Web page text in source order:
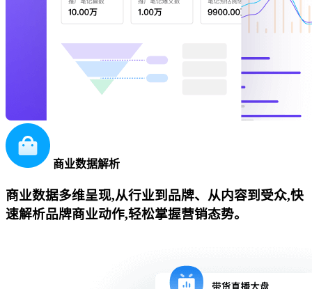
商业数据解析
商业数据多维呈现,从行业到品牌、从内容到受众,快
速解析品牌商业动作,轻松掌握营销态势。